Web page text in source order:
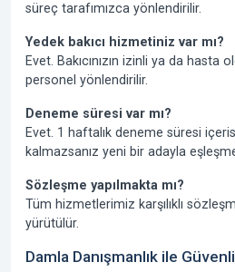
süreç tarafımızca yönlendirilir.
Yedek bakıcı hizmetiniz var mı?
Evet. Bakıcınızın izinli ya da hasta
personel yönlendirilir.
Deneme süresi var mı?
Evet. 1 haftalık deneme süresi
kalmazsanız yeni bir adayla
Sözleşme yapılmakta mı?
Tüm hizmetlerimiz karşılıklı
yürütülür.
Damla Danışmanlık ile